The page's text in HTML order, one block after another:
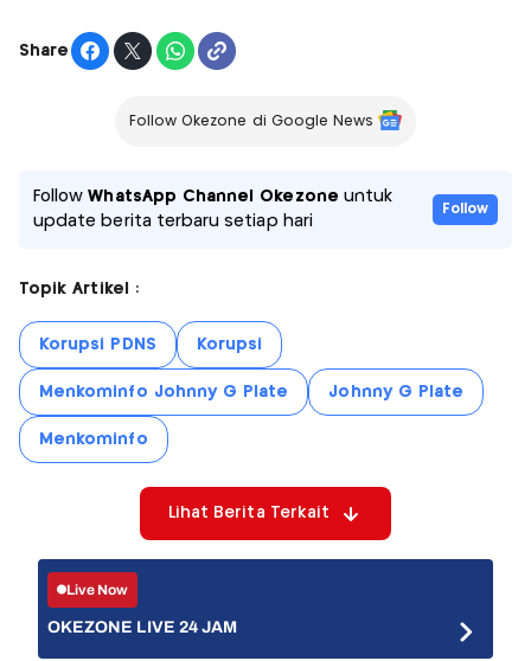
Share
Follow Okezone di Google News
FollowWhatsApp Channel Okezone untuk
update berita terbaru setiap hari
Follow
Topik Artikel :
Korupsi PDNS Korupsi
Menkominfo Johnny G Plate Johnny G Plate
Menkominfo
Lihat Berita Terkait
Live Now
OKEZONE LIVE 24 JAM